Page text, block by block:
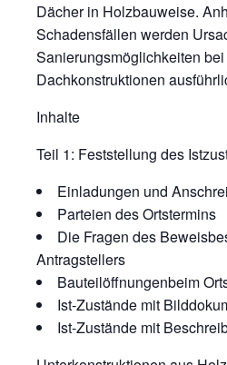
Dächer in Holzbauweise.
Schadensfällen werden
Sanierungsmöglichkeiten
Dachkonstruktionen
Inhalte
Teil 1: Feststellung des
Einladungen und
Parteien des Ortstermins
Die Fragen des
Antragstellers
Bauteilöffnungenbeim
Ist-Zustände mit
Ist-Zustände mit